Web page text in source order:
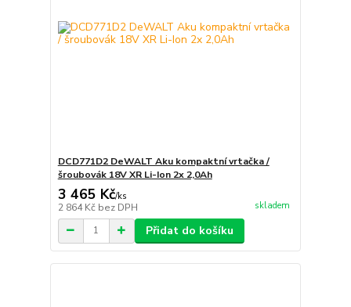
DCD771D2 DeWALT Aku kompaktní vrtačka /
šroubovák 18V XR Li-Ion 2x 2,0Ah
3 465 Kč/ks
2 864 Kč bez DPH skladem
Přidat do košíku